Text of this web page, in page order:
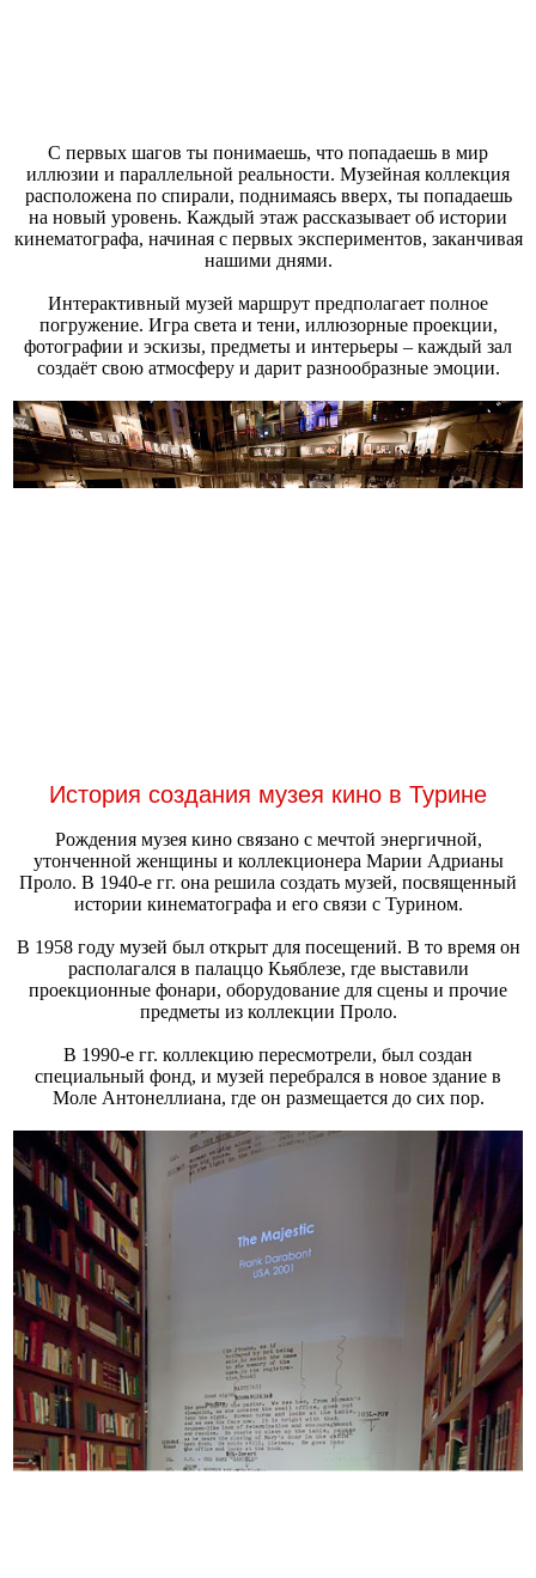
С первых шагов ты понимаешь, что попадаешь в мир
иллюзии и параллельной реальности. Музейная коллекция
расположена по спирали, поднимаясь вверх, ты попадаешь
на новый уровень. Каждый этаж рассказывает об истории
кинематографа, начиная с первых экспериментов, заканчивая
нашими днями.
Интерактивный музей маршрут предполагает полное
погружение. Игра света и тени, иллюзорные проекции,
фотографии и эскизы, предметы и интерьеры – каждый зал
создаёт свою атмосферу и дарит разнообразные эмоции.
История создания музея кино в Турине
Рождения музея кино связано с мечтой энергичной,
утонченной женщины и коллекционера Марии Адрианы
Проло. В 1940-е гг. она решила создать музей, посвященный
истории кинематографа и его связи с Турином.
В 1958 году музей был открыт для посещений. В то время он
располагался в палаццо Кьяблезе, где выставили
проекционные фонари, оборудование для сцены и прочие
предметы из коллекции Проло.
В 1990-е гг. коллекцию пересмотрели, был создан
специальный фонд, и музей перебрался в новое здание в
Моле Антонеллиана, где он размещается до сих пор.